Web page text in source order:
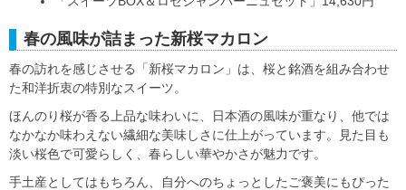
春の風味が詰まった新桜マカロン
春の訪れを感じさせる「新桜マカロン」は、桜と銘酒を組み合わせ
た和洋折衷の特別なスイーツ。
ほんのり桜が香る上品な味わいに、日本酒の風味が重なり、他では
なかなか味わえない繊細な美味しさに仕上がっています。見た目も
淡い桜色で可愛らしく、春らしい華やかさが魅力です。
手土産としてはもちろん、自分へのちょっとしたご褒美にもぴった